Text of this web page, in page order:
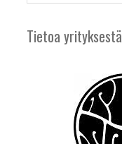
Tietoa yrityksestä